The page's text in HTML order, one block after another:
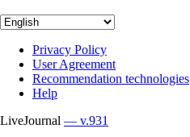
Privacy Policy
User Agreement
Recommendation technologies
Help
LiveJournal — v.931